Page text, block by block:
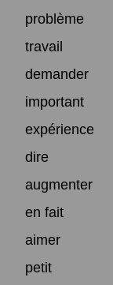
problème
travail
demander
important
expérience
dire
augmenter
en fait
aimer
petit